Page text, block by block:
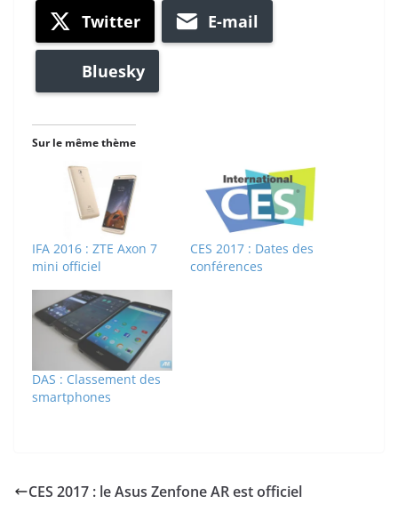
Twitter E-mail
Bluesky
Sur le même thème
IFA 2016 : ZTE Axon 7
mini officiel
CES 2017 : Dates des
conférences
DAS : Classement des
smartphones
CES 2017 : le Asus Zenfone AR est officiel